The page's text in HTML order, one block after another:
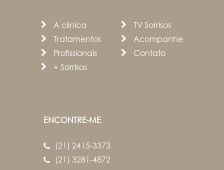
A clínica
Tratamentos
Profissionais
+ Sorrisos
TV Sorrisos
Acompanhe
Contato
ENCONTRE-ME
(21) 2415-3373
(21) 3281-4872